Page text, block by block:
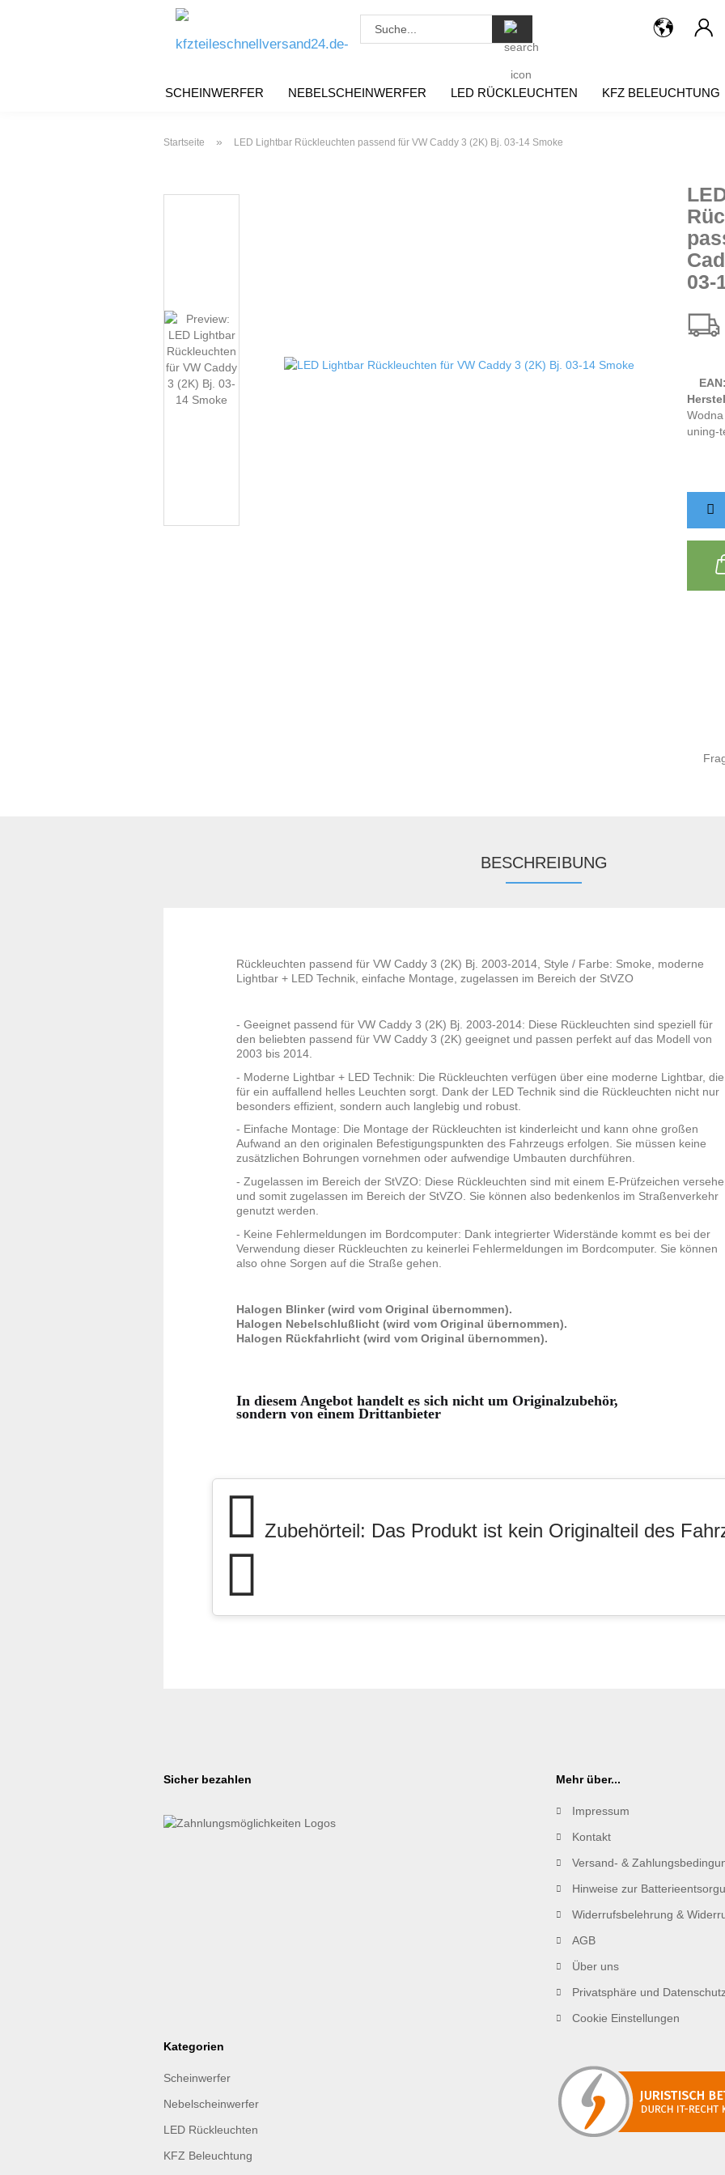
SCHEINWERFER NEBELSCHEINWERFER LED RÜCKLEUCHTEN KFZ BELEUCHTUNG
Startseite » LED Lightbar Rückleuchten passend für VW Caddy 3 (2K) Bj. 03-14 Smoke
03-
uning-
BESCHREIBUNG
Rückleuchten passend für VW Caddy 3 (2K) Bj. 2003-2014, Style / Farbe: Smoke, moderne
Lightbar + LED Technik, einfache Montage, zugelassen im Bereich der StVZO
- Geeignet passend für VW Caddy 3 (2K) Bj. 2003-2014: Diese Rückleuchten sind speziell für
den beliebten passend für VW Caddy 3 (2K) geeignet und passen perfekt auf das Modell von
2003 bis 2014.
- Moderne Lightbar + LED Technik: Die Rückleuchten verfügen über eine moderne Lightbar, die
für ein auffallend helles Leuchten sorgt. Dank der LED Technik sind die Rückleuchten nicht nur
besonders effizient, sondern auch langlebig und robust.
- Einfache Montage: Die Montage der Rückleuchten ist kinderleicht und kann ohne großen
Aufwand an den originalen Befestigungspunkten des Fahrzeugs erfolgen. Sie müssen keine
zusätzlichen Bohrungen vornehmen oder aufwendige Umbauten durchführen.
- Zugelassen im Bereich der StVZO: Diese Rückleuchten sind mit einem E-Prüfzeichen
und somit zugelassen im Bereich der StVZO. Sie können also bedenkenlos im Straßenverkehr
genutzt werden.
- Keine Fehlermeldungen im Bordcomputer: Dank integrierter Widerstände kommt es bei der
Verwendung dieser Rückleuchten zu keinerlei Fehlermeldungen im Bordcomputer. Sie können
also ohne Sorgen auf die Straße gehen.
Halogen Blinker (wird vom Original übernommen).
Halogen Nebelschlußlicht (wird vom Original übernommen).
Halogen Rückfahrlicht (wird vom Original übernommen).
In diesem Angebot handelt es sich nicht um Originalzubehör,
sondern von einem Drittanbieter
Zubehörteil: Das Produkt ist kein Originalteil des
Sicher bezahlen Mehr über...
Impressum
Kontakt
Versand- &
Hinweise zur
Widerrufsbelehrung &
AGB
Über uns
Privatsphäre und
Cookie Einstellungen
Kategorien
Scheinwerfer
Nebelscheinwerfer
LED Rückleuchten
KFZ Beleuchtung